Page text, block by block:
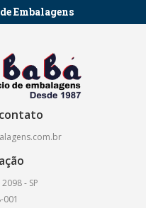
Embalagens
- SP
001